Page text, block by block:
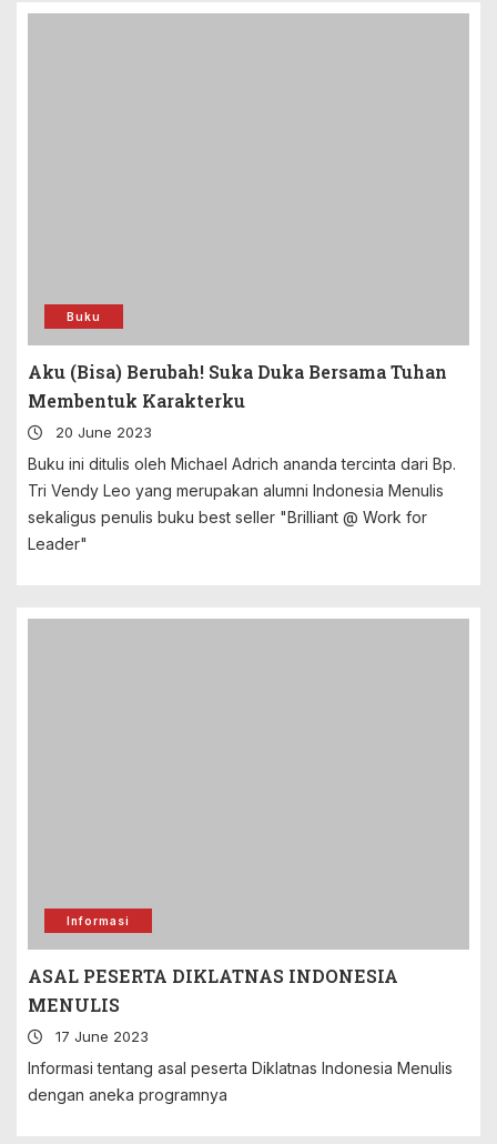
Buku
Aku (Bisa) Berubah! Suka Duka Bersama Tuhan
Membentuk Karakterku
20 June 2023
Buku ini ditulis oleh Michael Adrich ananda tercinta dari Bp.
Tri Vendy Leo yang merupakan alumni Indonesia Menulis
sekaligus penulis buku best seller "Brilliant @ Work for
Leader"
Informasi
ASAL PESERTA DIKLATNAS INDONESIA
MENULIS
17 June 2023
Informasi tentang asal peserta Diklatnas Indonesia Menulis
dengan aneka programnya